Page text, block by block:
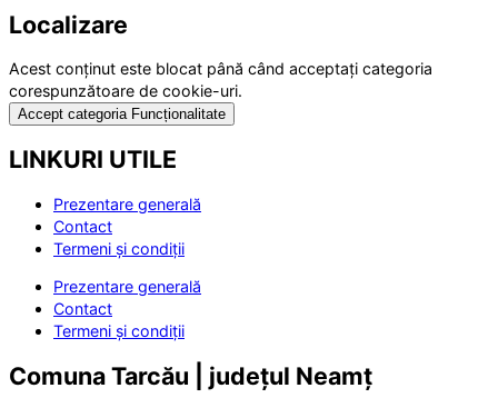
Localizare
Acest conținut este blocat până când acceptați categoria
corespunzătoare de cookie-uri.
Accept categoria Funcționalitate
LINKURI UTILE
Prezentare generală
Contact
Termeni și condiții
Prezentare generală
Contact
Termeni și condiții
Comuna Tarcău | județul Neamț